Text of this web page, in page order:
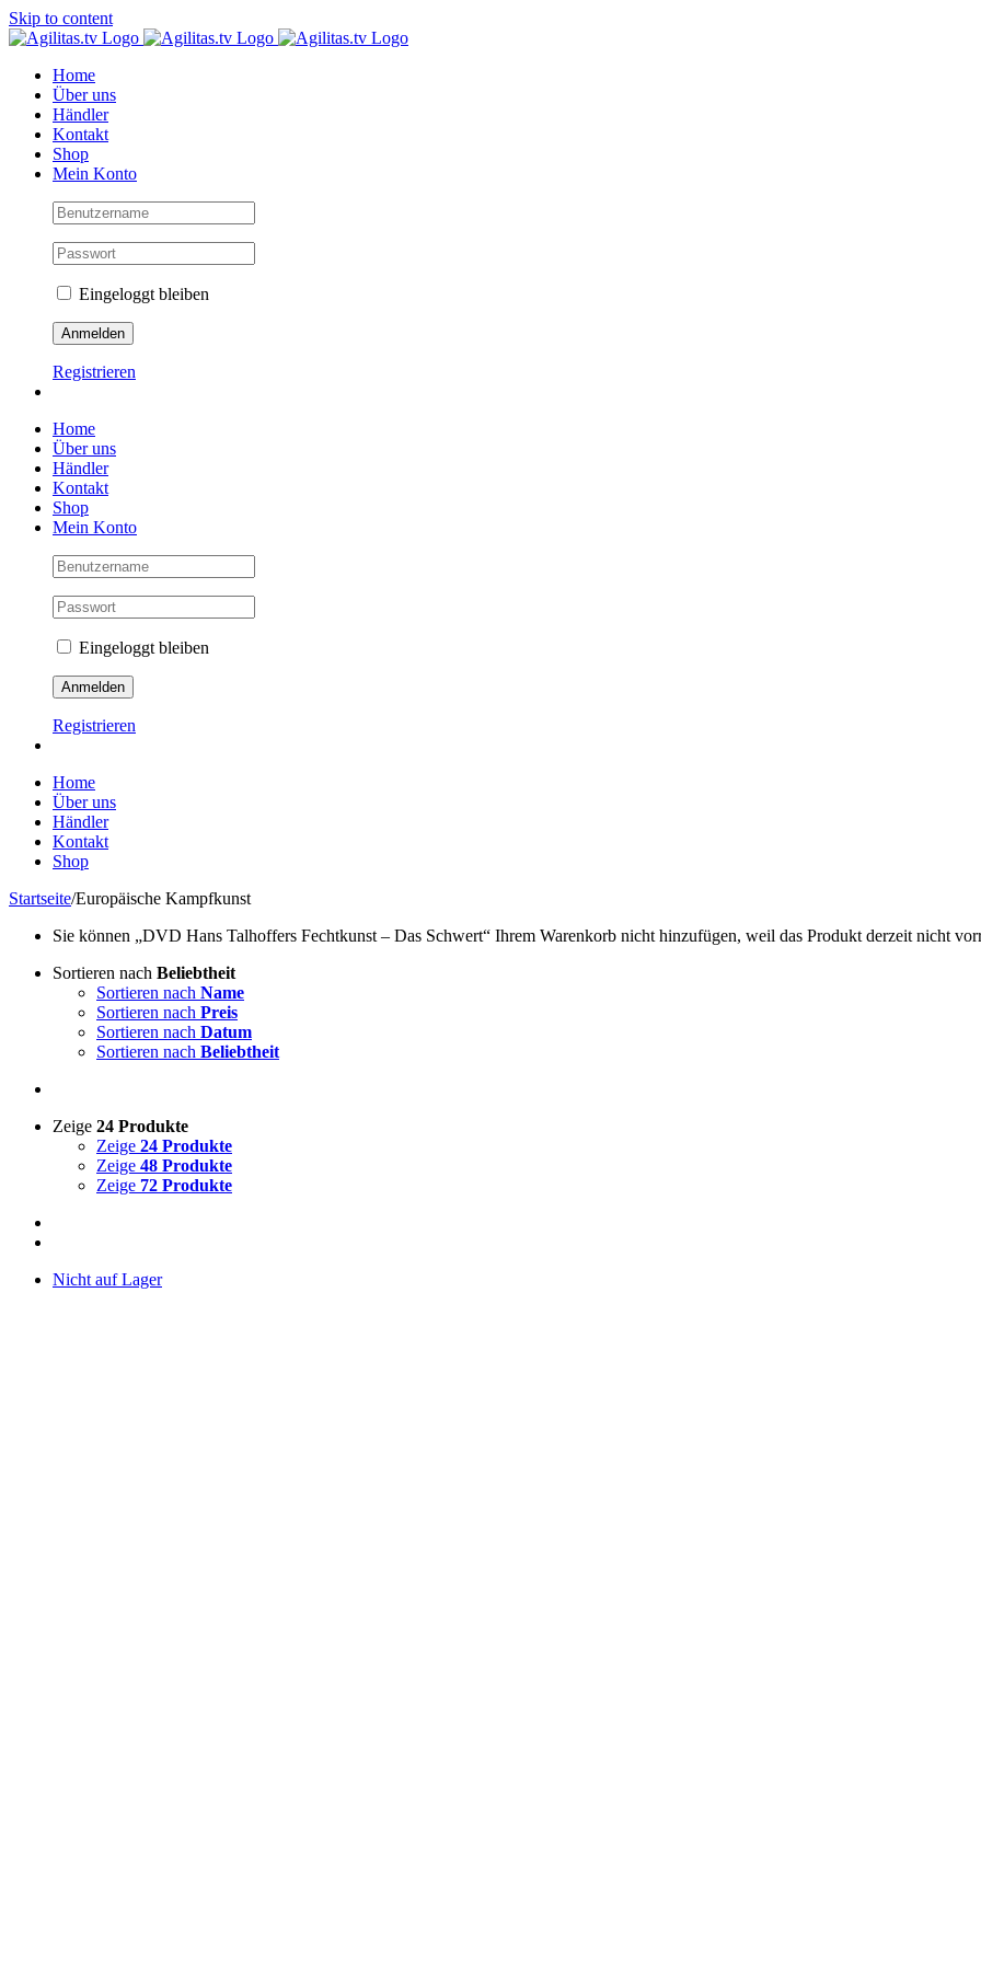
Skip to content
Home
Über uns
Händler
Kontakt
Shop
Mein Konto
Eingeloggt bleiben
Registrieren
Home
Über uns
Händler
Kontakt
Shop
Mein Konto
Eingeloggt bleiben
Registrieren
Home
Über uns
Händler
Kontakt
Shop
Startseite/Europäische Kampfkunst
Sie können „DVD Hans Talhoffers Fechtkunst – Das Schwert“ Ihrem Warenkorb nicht hinzufügen, weil das Produkt derzeit nicht
Sortieren nach Beliebtheit
Sortieren nach Name
Sortieren nach Preis
Sortieren nach Datum
Sortieren nach Beliebtheit
Zeige 24 Produkte
Zeige 24 Produkte
Zeige 48 Produkte
Zeige 72 Produkte
Nicht auf Lager